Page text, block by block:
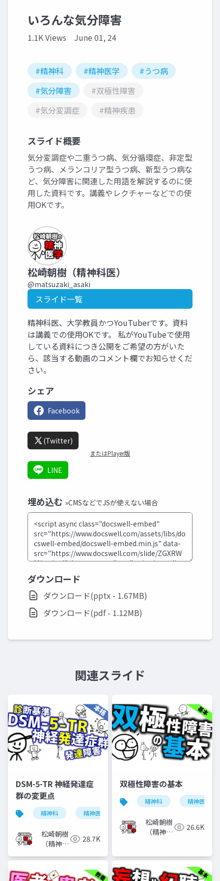
いろんな気分障害
1.1K Views June 01, 24
#精神科 #精神医学
#うつ病
#気分障害
#双極性障害
#気分変調症
#精神疾患
スライド概要
気分変調症や二重うつ病、気分循環症、非定型
うつ病、メランコリア型うつ病、新型うつ病な
ど、気分障害に関連した用語を解説するのに使
用した資料です。講義やレクチャーなどでの使
用OKです。
松崎朝樹（精神科医）
@matsuzaki_asaki
スライド一覧
精神科医、大学教員かつYouTuberです。資料
は講義での使用OKです。 私がYouTubeで使用
している資料につき公開をご希望の方がいた
ら、該当する動画のコメント欄でお知らせくだ
さい。
シェア
Facebook
(Twitter)
またはPlayer版
LINE
埋め込む »CMSなどでJSが使えない場合
ダウンロード
ダウンロード(pptx - 1.67MB)
ダウンロード(pdf - 1.12MB)
関連スライド
DSM-5-TR 神経発達症
群の変更点
精神科 精神医学
松崎朝樹
（精神科
28.7K
双極性障害の基本
精神科 精神医学
松崎朝樹
（精神科
26.6K